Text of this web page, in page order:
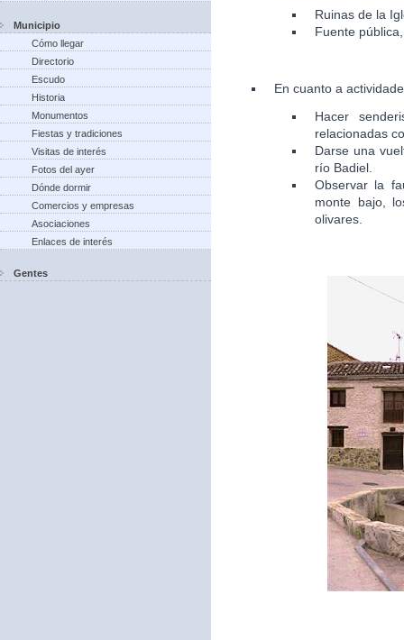
Municipio
Cómo llegar
Directorio
Escudo
Historia
Monumentos
Fiestas y tradiciones
Visitas de interés
Fotos del ayer
Dónde dormir
Comercios y empresas
Asociaciones
Enlaces de interés
Gentes
Ruinas de la
Fuente
En cuanto a
Hacer
relacionadas
Darse una
río Badiel.
Observar la
monte bajo,
olivares.